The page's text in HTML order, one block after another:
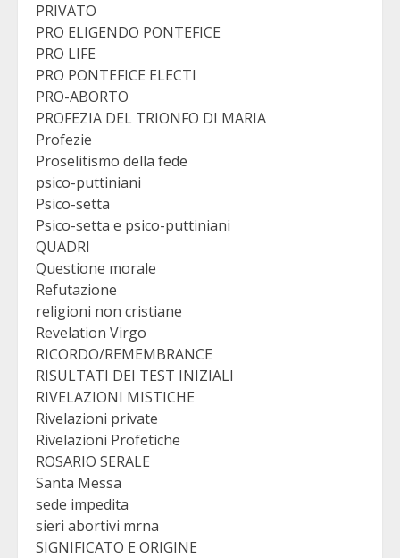
PRIVATO
PRO ELIGENDO PONTEFICE
PRO LIFE
PRO PONTEFICE ELECTI
PRO-ABORTO
PROFEZIA DEL TRIONFO DI MARIA
Profezie
Proselitismo della fede
psico-puttiniani
Psico-setta
Psico-setta e psico-puttiniani
QUADRI
Questione morale
Refutazione
religioni non cristiane
Revelation Virgo
RICORDO/REMEMBRANCE
RISULTATI DEI TEST INIZIALI
RIVELAZIONI MISTICHE
Rivelazioni private
Rivelazioni Profetiche
ROSARIO SERALE
Santa Messa
sede impedita
sieri abortivi mrna
SIGNIFICATO E ORIGINE